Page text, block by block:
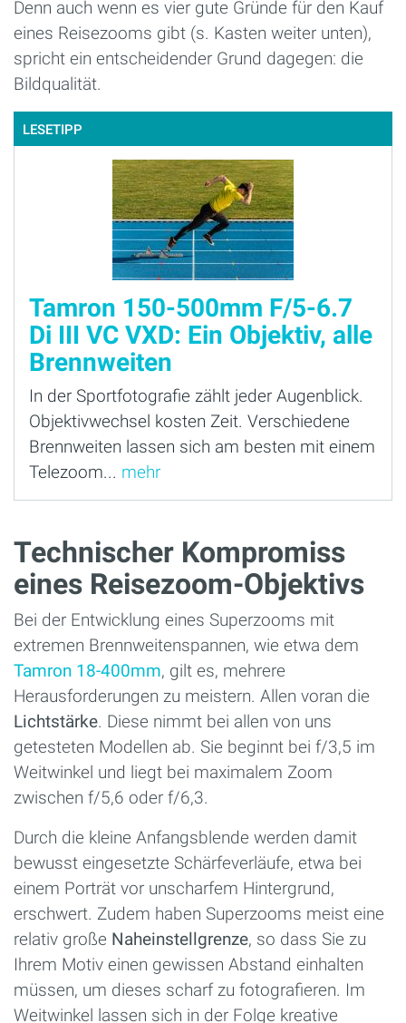
Denn auch wenn es vier gute Gründe für den Kauf
eines Reisezooms gibt (s. Kasten weiter unten),
spricht ein entscheidender Grund dagegen: die
Bildqualität.
LESETIPP
Tamron 150-500mm F/5-6.7
Di III VC VXD: Ein Objektiv, alle
Brennweiten
In der Sportfotografie zählt jeder Augenblick.
Objektivwechsel kosten Zeit. Verschiedene
Brennweiten lassen sich am besten mit einem
Telezoom... mehr
Technischer Kompromiss
eines Reisezoom-Objektivs
Bei der Entwicklung eines Superzooms mit
extremen Brennweitenspannen, wie etwa dem
Tamron 18-400mm, gilt es, mehrere
Herausforderungen zu meistern. Allen voran die
Lichtstärke. Diese nimmt bei allen von uns
getesteten Modellen ab. Sie beginnt bei f/3,5 im
Weitwinkel und liegt bei maximalem Zoom
zwischen f/5,6 oder f/6,3.
Durch die kleine Anfangsblende werden damit
bewusst eingesetzte Schärfeverläufe, etwa bei
einem Porträt vor unscharfem Hintergrund,
erschwert. Zudem haben Superzooms meist eine
relativ große Naheinstellgrenze, so dass Sie zu
Ihrem Motiv einen gewissen Abstand einhalten
müssen, um dieses scharf zu fotografieren. Im
Weitwinkel lassen sich in der Folge kreative